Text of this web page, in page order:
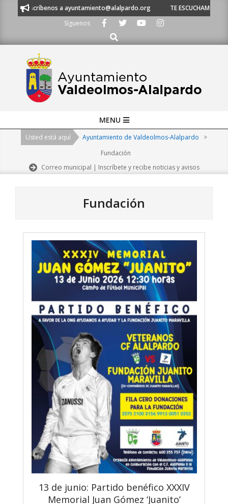
a ayuntamiento@alalpardo.org
TE ESCUCHAMOS -
Síguenos
Buscar
Navigation
MENU
Usted está aquí Ayuntamiento de Valdeolmos-Alalpardo
>
Fundación
Correo municipal | Inscríbete y recibe noticias y avisos
Fundación
13 de junio: Partido benéfico XXXIV
Memorial Juan Gómez ‘Juanito’